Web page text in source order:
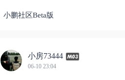
小鹏社区Beta版
小房73444
06-10 23:04